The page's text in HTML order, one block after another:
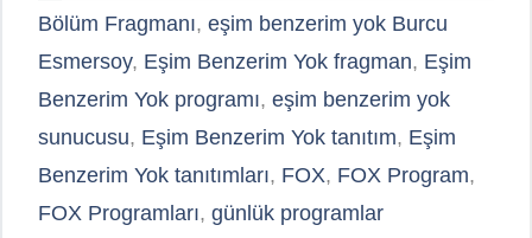
Bölüm Fragmanı, eşim benzerim yok Burcu
Esmersoy, Eşim Benzerim Yok fragman, Eşim
Benzerim Yok programı, eşim benzerim yok
sunucusu, Eşim Benzerim Yok tanıtım, Eşim
Benzerim Yok tanıtımları, FOX, FOX Program,
FOX Programları, günlük programlar